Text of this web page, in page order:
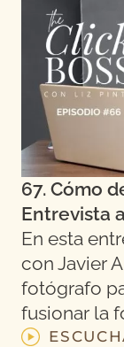
67. Cómo
Entrevista
En esta
con Javier
fotógrafo
fusionar la